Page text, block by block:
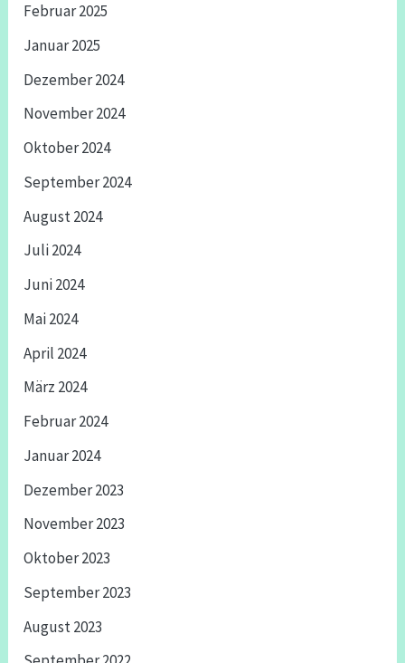
Februar 2025
Januar 2025
Dezember 2024
November 2024
Oktober 2024
September 2024
August 2024
Juli 2024
Juni 2024
Mai 2024
April 2024
März 2024
Februar 2024
Januar 2024
Dezember 2023
November 2023
Oktober 2023
September 2023
August 2023